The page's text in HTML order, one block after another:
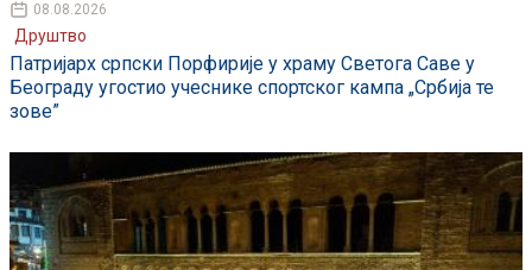
08.08.2026
Друштво
Патријарх српски Порфирије у храму Светога Саве у
Београду угостио учеснике спортског кампа „Србија те
зове”